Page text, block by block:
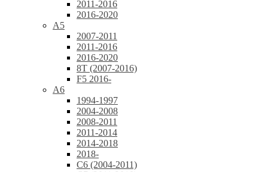
2011-2016
2016-2020
A5
2007-2011
2011-2016
2016-2020
8T (2007-2016)
F5 2016-
A6
1994-1997
2004-2008
2008-2011
2011-2014
2014-2018
2018-
C6 (2004-2011)